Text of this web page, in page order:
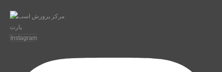
Instagram